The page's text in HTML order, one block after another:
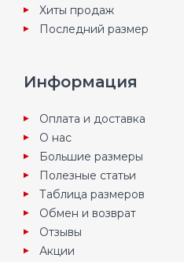
Хиты продаж
Последний размер
Информация
Оплата и доставка
О нас
Большие размеры
Полезные статьи
Таблица размеров
Обмен и возврат
Отзывы
Акции